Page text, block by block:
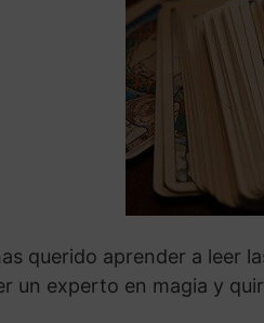
querido aprender a leer
un experto en magia y